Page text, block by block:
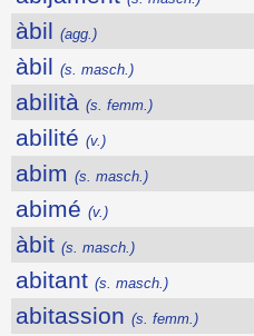
àbil (agg.)
àbil (s. masch.)
abilità (s. femm.)
abilité (v.)
abim (s. masch.)
abimé (v.)
àbit (s. masch.)
abitant (s. masch.)
abitassion (s. femm.)